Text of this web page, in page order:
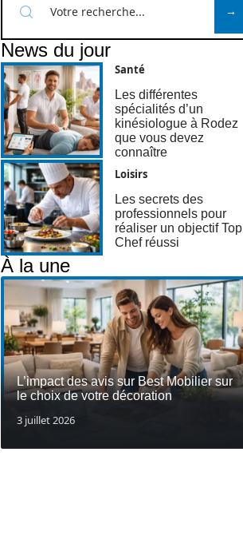
News du jour
Santé
Les différentes
spécialités d’un
kinésiologue à Rodez
que vous devez
connaître
Loisirs
Les secrets des
professionnels pour
réaliser un objectif Top
Chef réussi
À la une
L’impact des avis sur Best Mobilier sur
le choix de votre décoration
3 juillet 2026